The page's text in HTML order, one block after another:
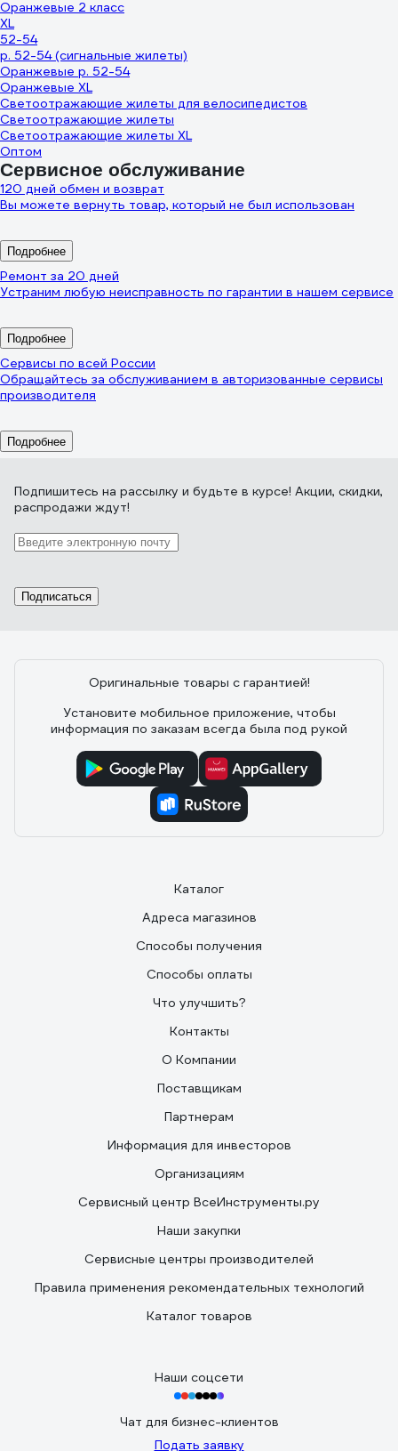
Оранжевые 2 класс
XL
52-54
р. 52-54 (сигнальные жилеты)
Оранжевые р. 52-54
Оранжевые XL
Светоотражающие жилеты для велосипедистов
Светоотражающие жилеты
Светоотражающие жилеты XL
Оптом
Сервисное обслуживание
120 дней обмен и возврат
Вы можете вернуть товар, который не был использован
Подробнее
Ремонт за 20 дней
Устраним любую неисправность по гарантии в нашем сервисе
Подробнее
Сервисы по всей России
Обращайтесь за обслуживанием в авторизованные сервисы
производителя
Подробнее
Подпишитесь на рассылку и будьте в курсе! Акции, скидки,
распродажи ждут!
Подписаться
Оригинальные товары с гарантией!
Установите мобильное приложение, чтобы
информация по заказам всегда была под рукой
Каталог
Адреса магазинов
Способы получения
Способы оплаты
Что улучшить?
Контакты
О Компании
Поставщикам
Партнерам
Информация для инвесторов
Организациям
Сервисный центр ВсеИнструменты.ру
Наши закупки
Сервисные центры производителей
Правила применения рекомендательных технологий
Каталог товаров
Наши соцсети
Чат для бизнес-клиентов
Подать заявку